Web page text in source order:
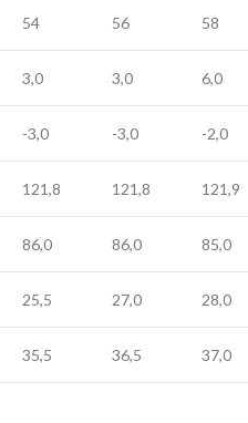
54 56 58
3,0 3,0 6,0
-3,0 -3,0 -2,0
121,8 121,8 121,9
86,0 86,0 85,0
25,5 27,0 28,0
35,5 36,5 37,0